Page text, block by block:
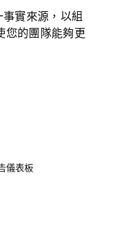
實來源，以組
您的團隊能夠更
儀表板